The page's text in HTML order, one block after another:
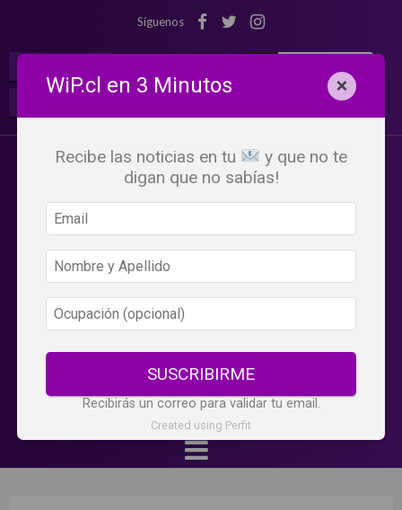
Síguenos
WiP.cl en 3 Minutos ×
Recibe las noticias en tu
y que no te
digan que no sabías!
SUSCRIBIRME
Recibirás un correo para validar tu email.
Created using Perfit